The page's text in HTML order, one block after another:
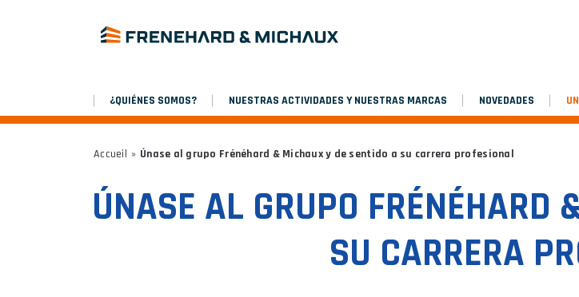
¿QUIÉNES SOMOS? NUESTRAS ACTIVIDADES Y NUESTRAS MARCAS NOVEDADES
Accueil » Únase al grupo Frénéhard & Michaux y de sentido a su carrera profesional
ÚNASE AL GRUPO FRÉNÉHARD
SU CARRERA